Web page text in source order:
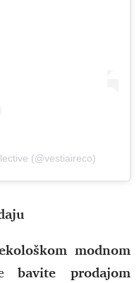
(@vestiaireco)
modnom
bavite prodajom